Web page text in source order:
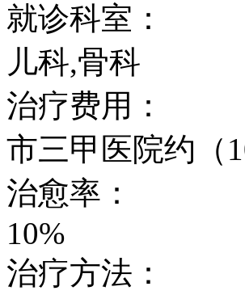
就诊科室：
儿科,骨科
治疗费用：
市三甲医院约（
治愈率：
10%
治疗方法：